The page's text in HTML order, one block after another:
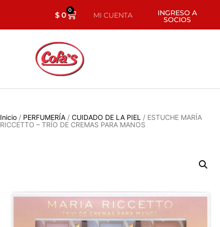
$0 0
MI CUENTA INGRESO A
SOCIOS
Inicio / PERFUMERÍA / CUIDADO DE LA PIEL / ESTUCHE MARÍA
RICCETTO – TRÍO DE CREMAS PARA MANOS